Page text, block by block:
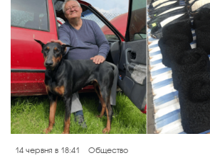
14 червня в 18:41 Общество